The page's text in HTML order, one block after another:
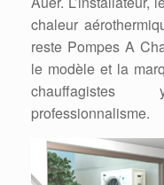
chaleur
reste Pompes A
le modèle et la
professionnalisme.